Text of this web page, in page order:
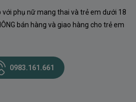
với phụ nữ mang thai và trẻ em dưới 18
bán hàng và giao hàng cho trẻ em
0983.161.661